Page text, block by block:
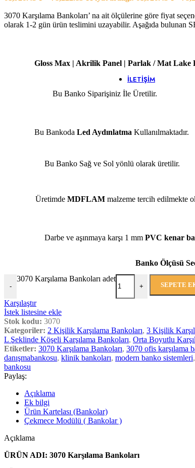
İLETIŞIM
3070 Karşılama Bankoları’ na ait ölçülerine göre fiyat
olarak 1-2 gün ürün teslimini uzayabilir. Aşağıda bulunan
Gloss Max | Akrilik Panel | Parlak / Mat Lake
Bu Banko Siparişiniz İle Üretilir.
Bu Bankoda Led Aydınlatma Kullanılmaktadır.
Bu Banko Sağ ve Sol yönlü olarak üretilir.
Üretimde MDFLAM malzeme tercih edilmekte
Darbe ve aşınmaya karşı 1 mm PVC kenar
Banko Ölçüsü
-
3070 Karşılama Bankoları adet
+ SEPETE
Karşılaştır
İstek listesine ekle
Stok kodu: 3070
Kategoriler: 2 Kişilik Karşılama Bankoları, 3 Kişilik
L Şeklinde Köşeli Karşılama Bankoları, Orta Boyutlu
Etiketler: 3070 Karşılama Bankoları, 3070 ofis karşılama
danışmabankosu, klinik bankoları, modern banko sistemleri,
bankosu
Paylaş:
Açıklama
Ek bilgi
Ürün Kartelası (Bankolar)
Çekmece Modülü ( Bankolar )
Açıklama
ÜRÜN ADI: 3070 Karşılama Bankoları